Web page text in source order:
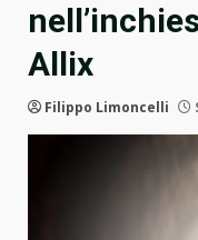
Allix
Filippo Limoncelli